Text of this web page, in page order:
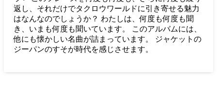
返し、それだけでタクロウワールドに引き寄せる魅力
はなんなのでしょうか？ わたしは、何度も何度も聞
き、いまも何度も聞いています。 このアルバムには、
他にも懐かしい名曲が詰まっています。 ジャケットの
ジーパンのすそが時代を感じさせます。